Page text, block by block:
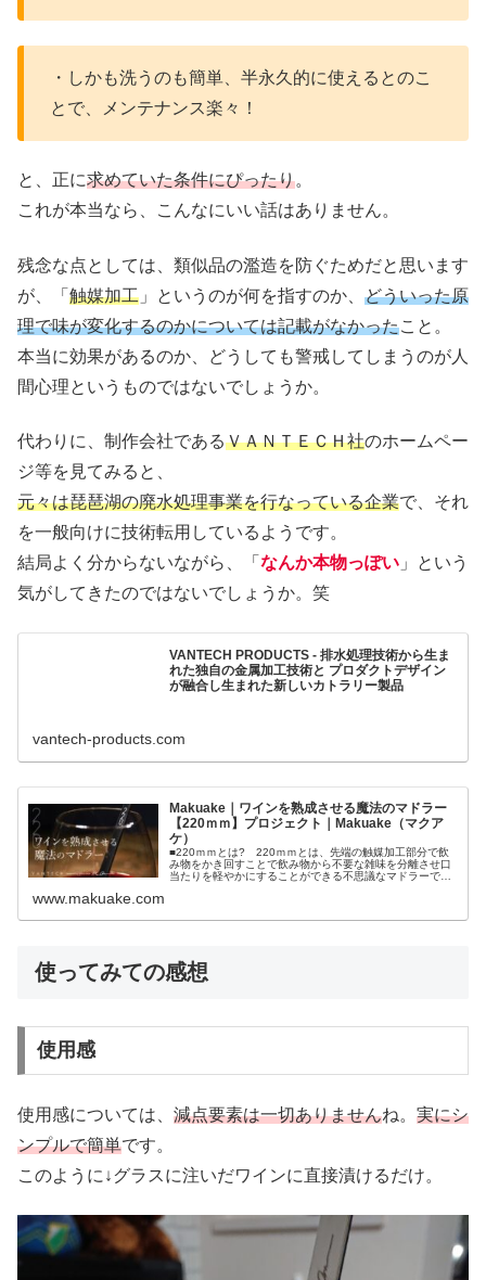
・しかも洗うのも簡単、半永久的に使えるとのこ
とで、メンテナンス楽々！
と、正に求めていた条件にぴったり。
これが本当なら、こんなにいい話はありません。
残念な点としては、類似品の濫造を防ぐためだと思います
が、「 触媒加工 」というのが何を指すのか、 どういった原
理で味が変化するのかについては記載がなかったこと。
本当に効果があるのか、どうしても警戒してしまうのが人
間心理というものではないでしょうか。
代わりに、制作会社であるＶＡＮＴＥＣＨ社のホームペー
ジ等を見てみると、
元々は琵琶湖の廃水処理事業を行なっている企業で、それ
を一般向けに技術転用しているようです。
結局よく分からないながら、「 なんか本物っぽい 」という
気がしてきたのではないでしょうか。笑
VANTECH PRODUCTS - 排水処理技術から生ま
れた独自の金属加工技術と プロダクトデザイン
が融合し生まれた新しいカトラリー製品
vantech-products.com
Makuake｜ワインを熟成させる魔法のマドラー
【220ｍｍ】プロジェクト｜Makuake（マクア
ケ）
■220ｍｍとは? 220ｍｍとは、先端の触媒加工部分で飲
み物をかき回すことで飲み物から不要な雑味を分離させ口
当たりを軽やかにすることができる不思議なマドラーで
www.makuake.com
使ってみての感想
使用感
使用感については、 減点要素は一切ありませんね。 実にシ
ンプルで簡単です。
このように↓グラスに注いだワインに直接漬けるだけ。